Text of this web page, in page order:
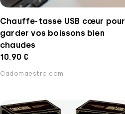
Chauffe-tasse USB cœur pour
garder vos boissons bien
chaudes
10.90 €
Cadomaestro.com